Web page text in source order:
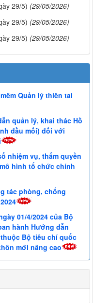
29/5) (29/05/2026)
29/5) (29/05/2026)
29/5) (29/05/2026)
Quản lý thiên tai
quản lý, khai thác Hồ
đầu mối) đối với
nhiệm vụ, thẩm quyền
hình tổ chức chính
tác phòng, chống
01/4/2024 của Bộ
hành Hướng dẫn
Bộ tiêu chí quốc
mới nâng cao